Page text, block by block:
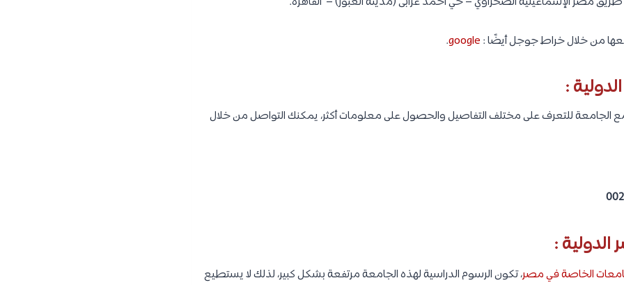
من خلال خراط جوجل أيضًا : google
.
:
الجامعة للتعرف على مختلف التفاصيل والحصول على معلومات أكثر، يمكنك التواصل من خلال
:
الخاصة في مصر، تكون الرسوم الدراسية لهذه الجامعة مرتفعة بشكل كبير، لذلك لا يستطيع